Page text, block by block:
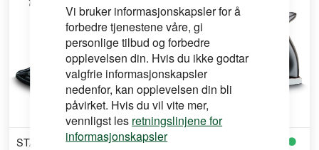
Vi bruker informasjonskapsler for å
forbedre tjenestene våre, gi
personlige tilbud og forbedre
opplevelsen din. Hvis du ikke godtar
valgfrie informasjonskapsler
nedenfor, kan opplevelsen din bli
påvirket. Hvis du vil vite mer,
vennligst les retningslinjene for
informasjonskapsler
STANLEY